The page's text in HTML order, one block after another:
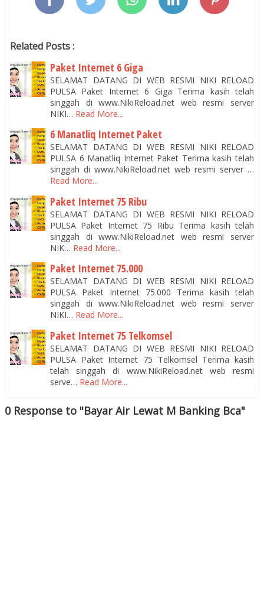
Related Posts :
Paket Internet 6 Giga
SELAMAT DATANG DI WEB RESMI NIKI RELOAD
PULSA Paket Internet 6 Giga Terima kasih telah
singgah di www.NikiReload.net web resmi server
NIKI… Read More...
6 Manatliq Internet Paket
SELAMAT DATANG DI WEB RESMI NIKI RELOAD
PULSA 6 Manatliq Internet Paket Terima kasih telah
singgah di www.NikiReload.net web resmi server …
Read More...
Paket Internet 75 Ribu
SELAMAT DATANG DI WEB RESMI NIKI RELOAD
PULSA Paket Internet 75 Ribu Terima kasih telah
singgah di www.NikiReload.net web resmi server
NIK… Read More...
Paket Internet 75.000
SELAMAT DATANG DI WEB RESMI NIKI RELOAD
PULSA Paket Internet 75.000 Terima kasih telah
singgah di www.NikiReload.net web resmi server
NIKI… Read More...
Paket Internet 75 Telkomsel
SELAMAT DATANG DI WEB RESMI NIKI RELOAD
PULSA Paket Internet 75 Telkomsel Terima kasih
telah singgah di www.NikiReload.net web resmi
serve… Read More...
0 Response to "Bayar Air Lewat M Banking Bca"